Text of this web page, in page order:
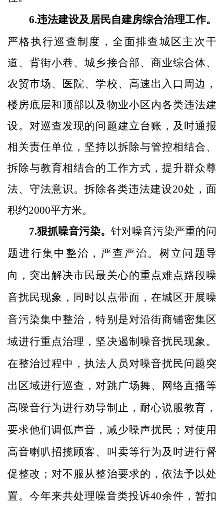
6.违法建设及居民自建房综合治理工作。
严格执行巡查制度，全面排查城区主次干
道、背街小巷、城乡接合部、商业综合体、
农贸市场、医院、学校、高速出入口周边，
楼房底层和顶部以及物业小区内各类违法建
设。对巡查发现的问题建立台账，及时通报
相关责任单位，坚持以拆除与管控相结合、
拆除与教育相结合的工作方式，提升群众尊
法、守法意识。拆除各类违法建设20处，面
积约2000平方米。
7.狠抓噪音污染。 针对噪音污染严重的问
题进行集中整治，严查严治。树立问题导
向，突出解决市民最关心的重点难点路段噪
音扰民现象，同时以点带面，在城区开展噪
音污染集中整治，特别是对沿街商铺密集区
域进行重点治理，坚决遏制噪音扰民现象。
在整治过程中，执法人员对噪音扰民问题突
出区域进行巡查，对跳广场舞、网络直播等
高噪音行为进行劝导制止，耐心说服教育，
要求他们调低声音，减少噪声扰民；对使用
高音喇叭招揽顾客、叫卖等行为及时进行督
促整改；对不服从整治要求的，依法予以处
置。今年来共处理噪音类投诉40余件，暂扣